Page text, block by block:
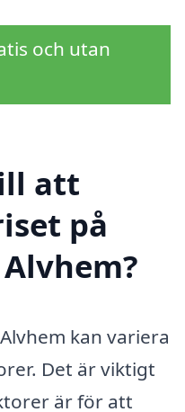
och utan
att
på
kan variera
Det är viktigt
är för att